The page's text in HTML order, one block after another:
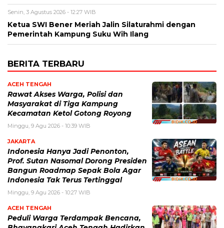
Senin, 3 Agustus 2026 - 12:27 WIB
Ketua SWI Bener Meriah Jalin Silaturahmi dengan
Pemerintah Kampung Suku Wih Ilang
BERITA TERBARU
ACEH TENGAH
Rawat Akses Warga, Polisi dan
Masyarakat di Tiga Kampung
Kecamatan Ketol Gotong Royong
Minggu, 9 Agu 2026 - 10:39 WIB
JAKARTA
Indonesia Hanya Jadi Penonton,
Prof. Sutan Nasomal Dorong Presiden
Bangun Roadmap Sepak Bola Agar
Indonesia Tak Terus Tertinggal
Minggu, 9 Agu 2026 - 10:27 WIB
ACEH TENGAH
Peduli Warga Terdampak Bencana,